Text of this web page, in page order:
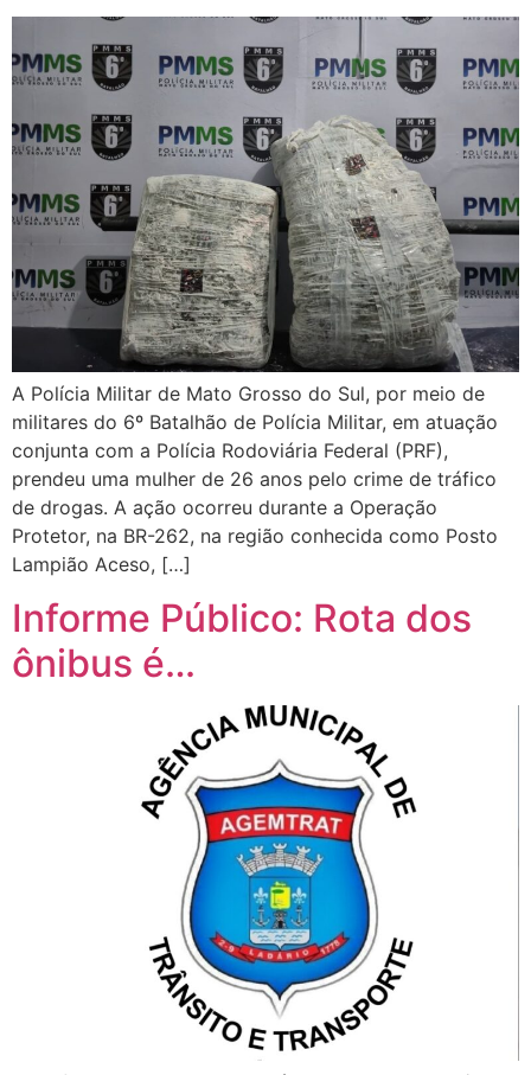
A Polícia Militar de Mato Grosso do Sul, por meio de
militares do 6º Batalhão de Polícia Militar, em atuação
conjunta com a Polícia Rodoviária Federal (PRF),
prendeu uma mulher de 26 anos pelo crime de tráfico
de drogas. A ação ocorreu durante a Operação
Protetor, na BR-262, na região conhecida como Posto
Lampião Aceso, […]
Informe Público: Rota dos
ônibus é…